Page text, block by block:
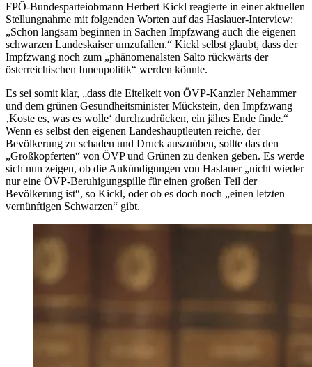
FPÖ-Bundesparteiobmann Herbert Kickl reagierte in einer aktuellen
Stellungnahme mit folgenden Worten auf das Haslauer-Interview:
„Schön langsam beginnen in Sachen Impfzwang auch die eigenen
schwarzen Landeskaiser umzufallen.“ Kickl selbst glaubt, dass der
Impfzwang noch zum „phänomenalsten Salto rückwärts der
österreichischen Innenpolitik“ werden könnte.
Es sei somit klar, „dass die Eitelkeit von ÖVP-Kanzler Nehammer
und dem grünen Gesundheitsminister Mückstein, den Impfzwang
‚Koste es, was es wolle‘ durchzudrücken, ein jähes Ende finde.“
Wenn es selbst den eigenen Landeshauptleuten reiche, der
Bevölkerung zu schaden und Druck auszuüben, sollte das den
„Großkopferten“ von ÖVP und Grünen zu denken geben. Es werde
sich nun zeigen, ob die Ankündigungen von Haslauer „nicht wieder
nur eine ÖVP-Beruhigungspille für einen großen Teil der
Bevölkerung ist“, so Kickl, oder ob es doch noch „einen letzten
vernünftigen Schwarzen“ gibt.